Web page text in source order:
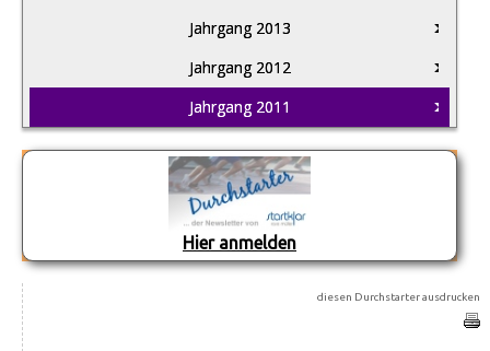
Jahrgang 2013
Jahrgang 2012
Jahrgang 2011
Hier anmelden
diesen Durchstarter ausdrucken